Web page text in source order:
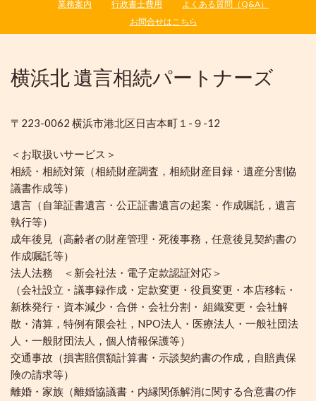
業務案内
行政書士費用
よくある質問（Q&A）
お問合せはこちら
横浜北 遺言相続パートナーズ
〒223-0062 横浜市港北区日吉本町１-９-12
＜お取扱いサービス＞
相続・相続対策（相続財産調査，相続財産目録・遺産分割協
議書作成等）
遺言（自筆証書遺言・公正証書遺言の起案・作成嘱託，遺言
執行等）
成年後見（高齢者の財産管理・死後事務，任意後見契約書の
作成嘱託等）
法人法務 ＜新会社法・電子定款認証対応＞
（会社設立・議事録作成・定款変更・役員変更・本店移転・
新株発行・資本減少・合併・会社分割・ 組織変更・会社解
散・清算，特例有限会社，NPO法人・医療法人・一般社団法
人・一般財団法人，個人情報保護等）
交通事故（損害賠償額計算書・示談契約書の作成，自賠責保
険の請求等）
離婚・家族（離婚協議書・内縁関係解消に関する合意書の作